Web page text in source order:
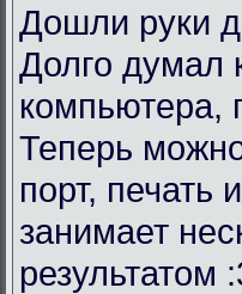
Дошли руки
Долго думал
компьютера,
Теперь
порт, печать
занимает
результатом